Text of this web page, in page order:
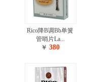
Rico降B调Bb单簧
管哨片La...
￥ 380